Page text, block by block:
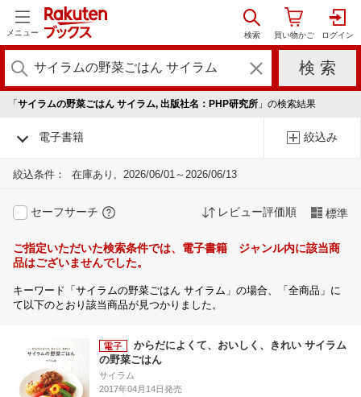
メニュー
「 サイラムの野菜ごはん サイラム, 出版社名：PHP研究所 」の検索結果
電子書籍 絞込み
絞込条件： 在庫あり 2026/06/01～2026/06/13
セーフサーチ レビュー評価順 標準
ご指定いただいた検索条件では、電子書籍 ジャンル内に該当商
品はございませんでした。
キーワード「サイラムの野菜ごはん サイラム」の場合、「全商品」に
て以下のとおり該当商品が見つかりました。
からだによくて、おいしく、きれい サイラム
の野菜ごはん
サイラム
2017年04月14日発売